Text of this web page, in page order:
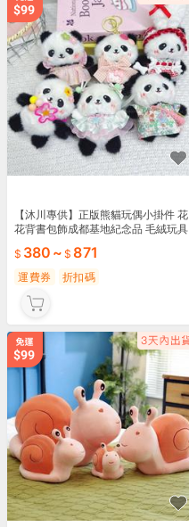
【沐川專供】正版熊貓玩偶小掛件 花
花背書包飾成都基地紀念品 毛絨玩具
380 ~ 871
運費券 折扣碼